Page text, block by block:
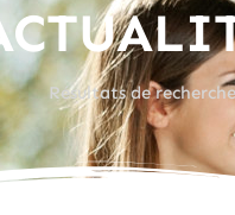
Résultats de recherche